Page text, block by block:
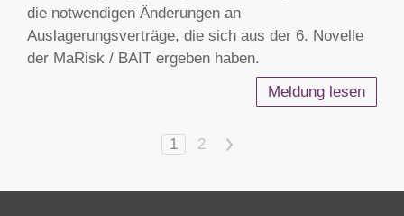
die notwendigen Änderungen an
Auslagerungsverträge, die sich aus der 6. Novelle
der MaRisk / BAIT ergeben haben.
Meldung lesen
1 2 >